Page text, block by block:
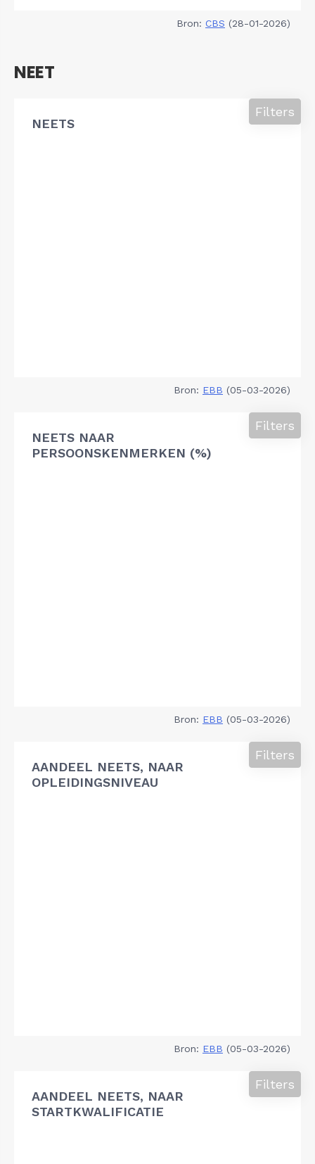
Bron: CBS (28-01-2026)
NEET
NEETS
Filters
Bron: EBB (05-03-2026)
NEETS NAAR
PERSOONSKENMERKEN (%)
Filters
Bron: EBB (05-03-2026)
AANDEEL NEETS, NAAR
OPLEIDINGSNIVEAU
Filters
Bron: EBB (05-03-2026)
AANDEEL NEETS, NAAR
STARTKWALIFICATIE
Filters